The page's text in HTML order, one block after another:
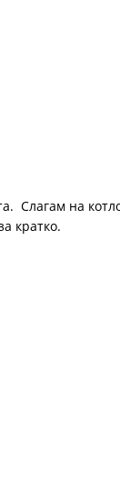
Слагам на
кратко.